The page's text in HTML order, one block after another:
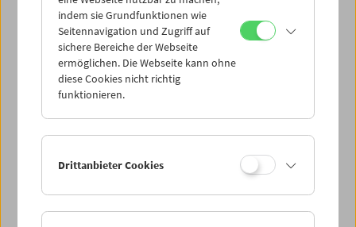
In person: Philipp Fleischmann
indem sie Grundfunktionen wie
Seitennavigation und Zugriff auf
sichere Bereiche der Webseite
ermöglichen. Die Webseite kann ohne
diese Cookies nicht richtig
funktionieren.
Drittanbieter Cookies